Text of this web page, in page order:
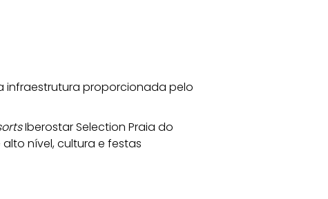
infraestrutura proporcionada pelo
Iberostar Selection Praia do
nível, cultura e festas